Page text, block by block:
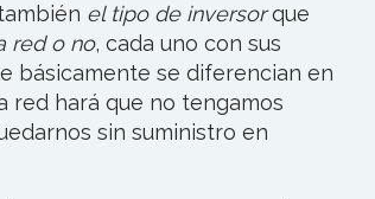
el tipo de inversorque
red o no, cada uno con sus
básicamente se diferencian en
red hará que no tengamos
sin suministro en